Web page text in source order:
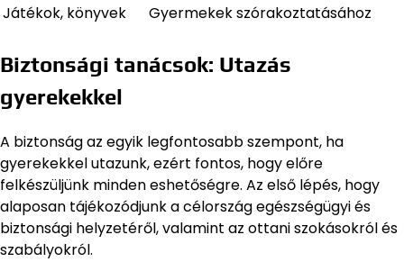
Játékok, könyvek
Gyermekek szórakoztatásához
Biztonsági tanácsok: Utazás
gyerekekkel
A biztonság az egyik legfontosabb szempont, ha
gyerekekkel utazunk, ezért fontos, hogy előre
felkészüljünk minden eshetőségre. Az első lépés, hogy
alaposan tájékozódjunk a célország egészségügyi és
biztonsági helyzetéről, valamint az ottani szokásokról és
szabályokról.